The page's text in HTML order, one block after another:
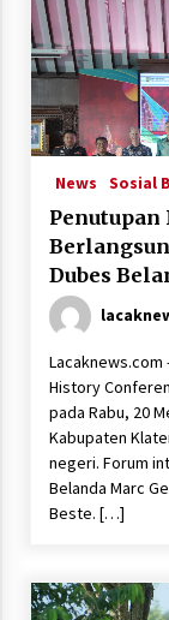
News Sosial
Penutupan
Dubes
Lacaknews.com
History
pada Rabu, 20
Kabupaten
negeri. Forum
Belanda Marc
Beste. […]